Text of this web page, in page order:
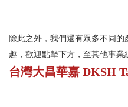
除此之外，我們還有眾多不同
趣，歡迎點擊下方，至其他事業
台灣大昌華嘉 DKSH